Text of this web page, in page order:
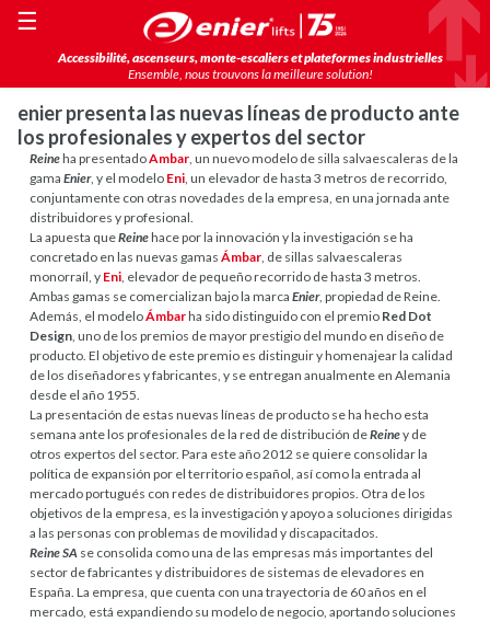
Accessibilité, ascenseurs, monte-escaliers et plateformes industrielles
Ensemble, nous trouvons la meilleure solution!
☰
enier presenta las nuevas líneas de producto ante
los profesionales y expertos del sector
Reineha presentadoAmbar, un nuevo modelo de silla salvaescaleras de la
gamaEnier, y el modelo Eni, un elevador de hasta 3 metros de recorrido,
conjuntamente con otras novedades de la empresa, en una jornada ante
distribuidores y profesional.
La apuesta queReinehace por la innovación y la investigación se ha
concretado en las nuevas gamasÁmbar, de sillas salvaescaleras
monorraíl, y Eni, elevador de pequeño recorrido de hasta 3 metros.
Ambas gamas se comercializan bajo la marcaEnier, propiedad de Reine.
Además, el modeloÁmbarha sido distinguido con el premio Red Dot
Design, uno de los premios de mayor prestigio del mundo en diseño de
producto. El objetivo de este premio es distinguir y homenajear la calidad
de los diseñadores y fabricantes, y se entregan anualmente en Alemania
desde el año 1955.
La presentación de estas nuevas líneas de producto se ha hecho esta
semana ante los profesionales de la red de distribución deReiney de
otros expertos del sector. Para este año 2012 se quiere consolidar la
política de expansión por el territorio español, así como la entrada al
mercado portugués con redes de distribuidores propios. Otra de los
objetivos de la empresa, es la investigación y apoyo a soluciones dirigidas
a las personas con problemas de movilidad y discapacitados.
Reine SA se consolida como una de las empresas más importantes del
sector de fabricantes y distribuidores de sistemas de elevadores en
España. La empresa, que cuenta con una trayectoria de 60 años en el
mercado, está expandiendo su modelo de negocio, aportando soluciones